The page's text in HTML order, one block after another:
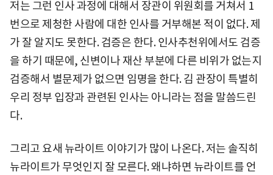
저는 그런 인사 과정에 대해서 장관이 위원회를 거쳐서 1
번으로 제청한 사람에 대한 인사를 거부해본 적이 없다. 제
가 잘 알지도 못한다. 검증은 한다. 인사추천위에서도 검증
을 하기 때문에, 신변이나 재산 부분에 다른 비위가 없는지
검증해서 별문제가 없으면 임명을 한다. 김 관장이 특별히
우리 정부 입장과 관련된 인사는 아니라는 점을 말씀드린
다.
그리고 요새 뉴라이트 이야기가 많이 나온다. 저는 솔직히
뉴라이트가 무엇인지 잘 모른다. 왜냐하면 뉴라이트를 언